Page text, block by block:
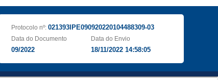
Protocolo nº: 021393IPE090920220104488309-03
Data do Documento
09/2022
Data do Envio
18/11/2022 14:58:05